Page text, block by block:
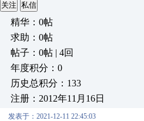
关注 私信
精华：0帖
求助：0帖
帖子：0帖 | 4回
年度积分：0
历史总积分：133
注册：2012年11月16日
发表于：2021-12-11 22:45:03